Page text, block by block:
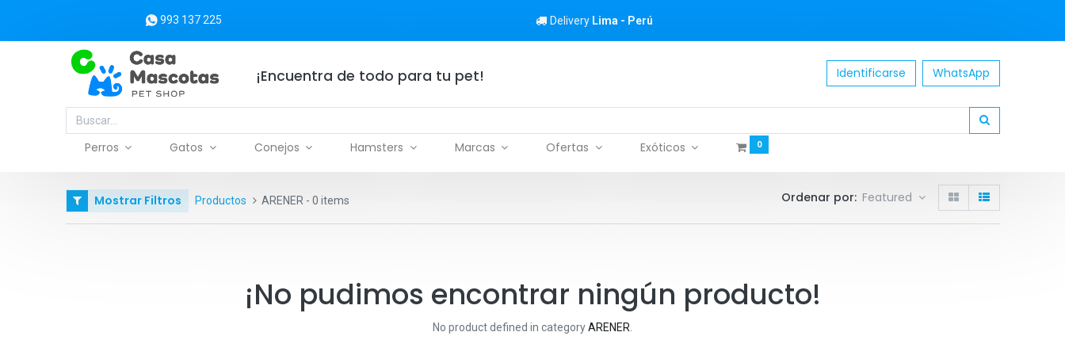
993 137 225 Delivery Lima - Perú
¡Encuentra de todo para tu pet! Identificarse WhatsApp
Perros Gatos Conejos Hamsters Marcas Ofertas Exóticos 0
Mostrar Filtros Productos ARENER - 0 items Ordenar por: Featured
¡No pudimos encontrar ningún producto!
No product defined in categoryARENER